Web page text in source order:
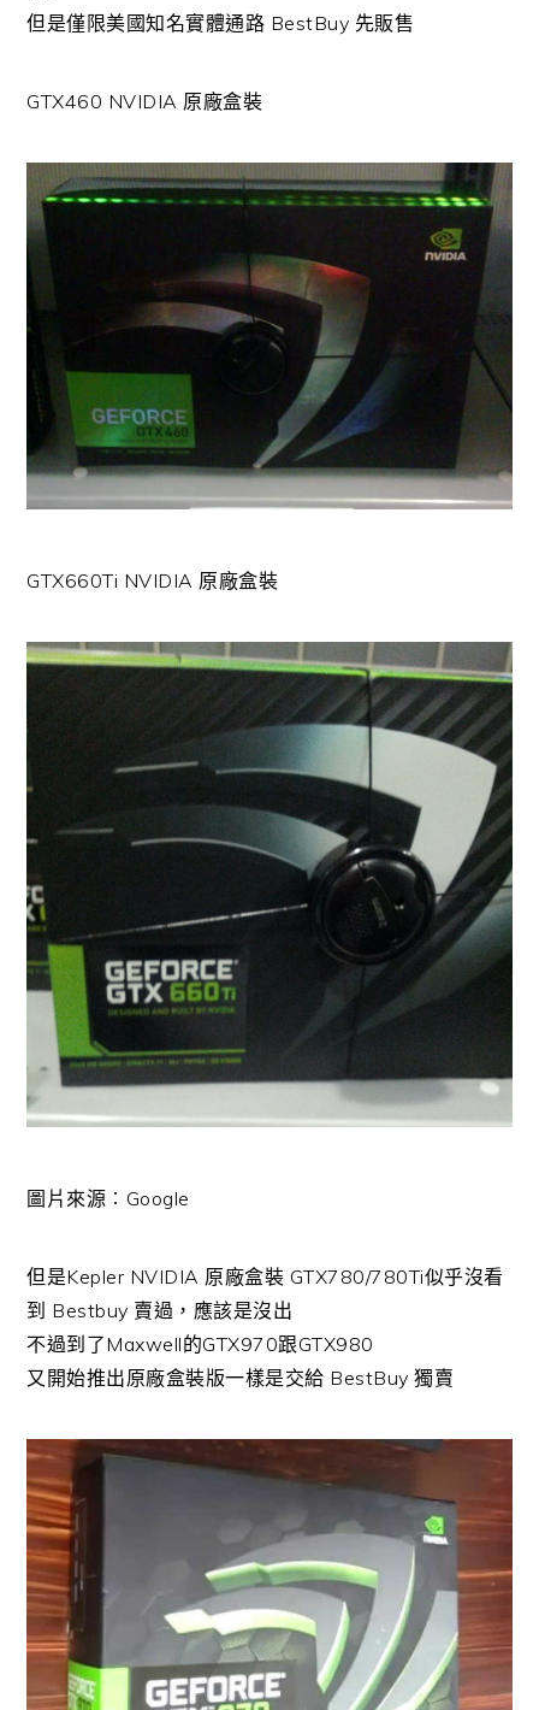
但是僅限美國知名實體通路 BestBuy 先販售
GTX460 NVIDIA 原廠盒裝
GTX660Ti NVIDIA 原廠盒裝
圖片來源︰Google
但是Kepler NVIDIA 原廠盒裝 GTX780/780Ti似乎沒看
到 Bestbuy 賣過，應該是沒出
不過到了Maxwell的GTX970跟GTX980
又開始推出原廠盒裝版一樣是交給 BestBuy 獨賣